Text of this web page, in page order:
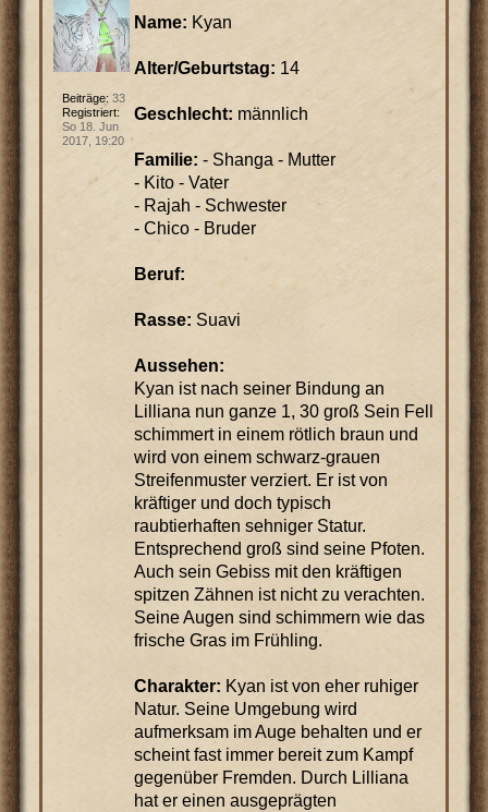
Name: Kyan
Alter/Geburtstag: 14
Geschlecht: männlich
Familie: - Shanga - Mutter
- Kito - Vater
- Rajah - Schwester
- Chico - Bruder
Beruf:
Rasse: Suavi
Aussehen:
Kyan ist nach seiner Bindung an
Lilliana nun ganze 1, 30 groß Sein Fell
schimmert in einem rötlich braun und
wird von einem schwarz-grauen
Streifenmuster verziert. Er ist von
kräftiger und doch typisch
raubtierhaften sehniger Statur.
Entsprechend groß sind seine Pfoten.
Auch sein Gebiss mit den kräftigen
spitzen Zähnen ist nicht zu verachten.
Seine Augen sind schimmern wie das
frische Gras im Frühling.
Charakter: Kyan ist von eher ruhiger
Natur. Seine Umgebung wird
aufmerksam im Auge behalten und er
scheint fast immer bereit zum Kampf
gegenüber Fremden. Durch Lilliana
hat er einen ausgeprägten
Beiträge: 33
Registriert:
So 18. Jun
2017, 19:20